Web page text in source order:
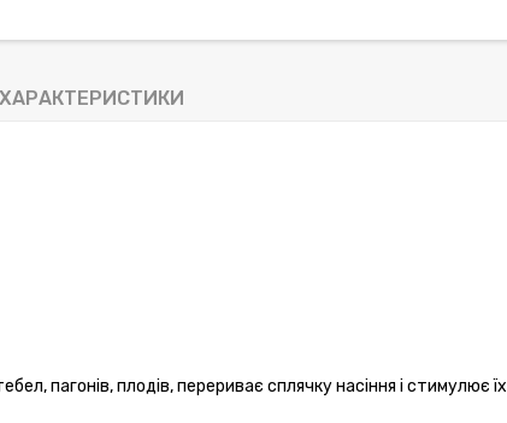
ХАРАКТЕРИСТИКИ
пагонів, плодів, перериває сплячку насіння і стимулює їх